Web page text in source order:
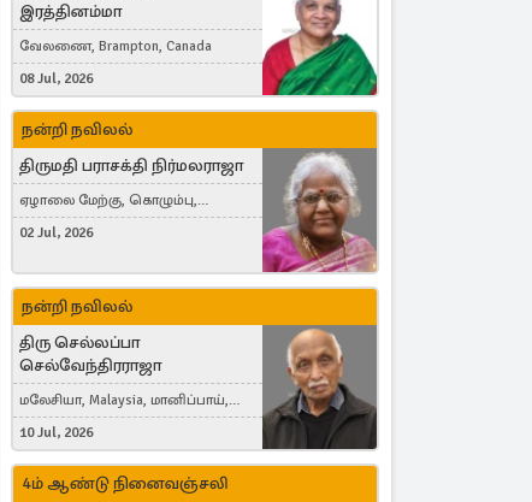
இரத்தினம்மா
வேலணை, Brampton, Canada
08 Jul, 2026
நன்றி நவிலல்
திருமதி பராசக்தி நிர்மலராஜா
ஏழாலை மேற்கு, கொழும்பு,
தங்காலை, London, United Kingdom
02 Jul, 2026
நன்றி நவிலல்
திரு செல்லப்பா
செல்வேந்திரராஜா
மலேசியா, Malaysia, மானிப்பாய்,
Duisburg, Germany, London, United
Kingdom
10 Jul, 2026
4ம் ஆண்டு நினைவஞ்சலி